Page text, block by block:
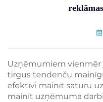
Uzņēmumiem vienmēr
tirgus tendenču
efektīvi mainīt saturu
mainīt uzņēmuma